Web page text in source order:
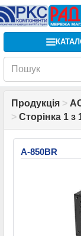
Продукція >
> Сторінка 1 з
A-850BR